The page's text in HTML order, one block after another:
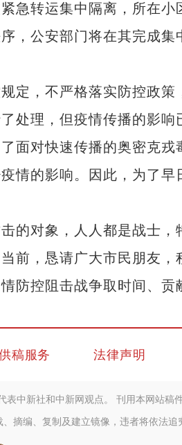
急转运集中隔离，所在小
，公安部门将在其完成集
，不严格落实防控政策
处理，但疫情传播的影响
面对快速传播的奥密克戎
情的影响。因此，为了早
对象，人人都是战士，
前，恳请广大市民朋友，
防控阻击战争取时间、贡
稿服务 法律声明
表中新社和中新网观点。 刊用本网站稿
摘编、复制及建立镜像，违者将依法追